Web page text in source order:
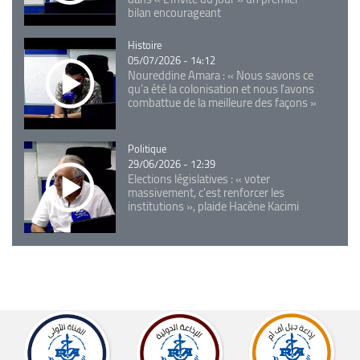
bilan encourageant
Catégorie
Histoire
05/07/2026 - 14:12
Noureddine Amara : « Nous savons ce
qu’a été la colonisation et nous l’avons
combattue de la meilleure des façons »
Catégorie
Politique
29/06/2026 - 12:39
Elections législatives : « voter
massivement, c'est renforcer les
institutions », plaide Hacène Kacimi